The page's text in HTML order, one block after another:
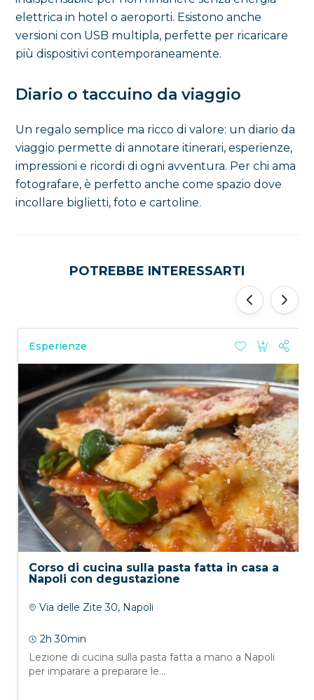
elettrica in hotel o aeroporti. Esistono anche
versioni con USB multipla, perfette per ricaricare
più dispositivi contemporaneamente.
Diario o taccuino da viaggio
Un regalo semplice ma ricco di valore: un diario da
viaggio permette di annotare itinerari, esperienze,
impressioni e ricordi di ogni avventura. Per chi ama
fotografare, è perfetto anche come spazio dove
incollare biglietti, foto e cartoline.
POTREBBE INTERESSARTI
Esperienze
Corso di cucina sulla pasta fatta in casa a
Napoli con degustazione
Via delle Zite 30, Napoli
2h 30min
Lezione di cucina sulla pasta fatta a mano a Napoli
per imparare a preparare le...
‹ ›